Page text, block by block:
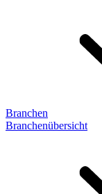
Branchen
Branchenübersicht